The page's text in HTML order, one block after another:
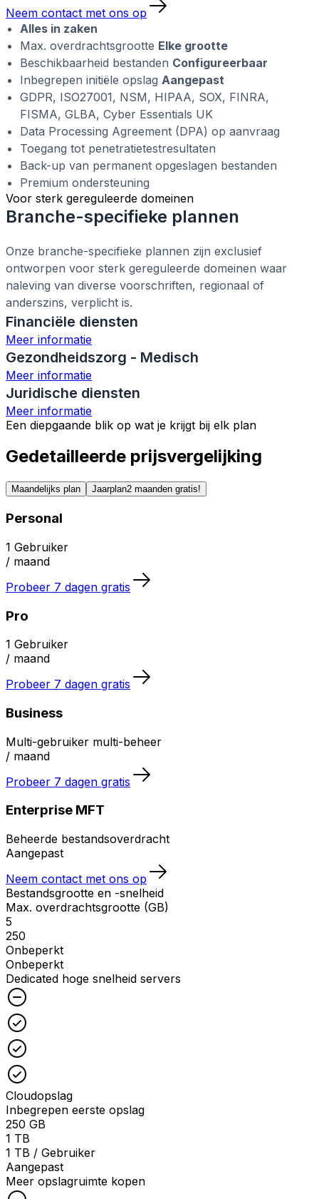
Neem contact met ons op
Alles in zaken
Max. overdrachtsgrootte Elke grootte
Beschikbaarheid bestanden Configureerbaar
Inbegrepen initiële opslag Aangepast
GDPR, ISO27001, NSM, HIPAA, SOX, FINRA,
FISMA, GLBA, Cyber Essentials UK
Data Processing Agreement (DPA) op aanvraag
Toegang tot penetratietestresultaten
Back-up van permanent opgeslagen bestanden
Premium ondersteuning
Voor sterk gereguleerde domeinen
Branche-specifieke plannen
Onze branche-specifieke plannen zijn exclusief
ontworpen voor sterk gereguleerde domeinen waar
naleving van diverse voorschriften, regionaal of
anderszins, verplicht is.
Financiële diensten
Meer informatie
Gezondheidszorg - Medisch
Meer informatie
Juridische diensten
Meer informatie
Een diepgaande blik op wat je krijgt bij elk plan
Gedetailleerde prijsvergelijking
Maandelijks plan Jaarplan2 maanden gratis!
Personal
1 Gebruiker
/ maand
Probeer 7 dagen gratis
Pro
1 Gebruiker
/ maand
Probeer 7 dagen gratis
Business
Multi-gebruiker multi-beheer
/ maand
Probeer 7 dagen gratis
Enterprise MFT
Beheerde bestandsoverdracht
Aangepast
Neem contact met ons op
Bestandsgrootte en -snelheid
Max. overdrachtsgrootte (GB)
5
250
Onbeperkt
Onbeperkt
Dedicated hoge snelheid servers
Cloudopslag
Inbegrepen eerste opslag
250 GB
1 TB
1 TB / Gebruiker
Aangepast
Meer opslagruimte kopen